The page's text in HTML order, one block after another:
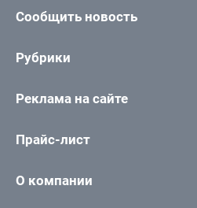
Сообщить новость
Рубрики
Реклама на сайте
Прайс-лист
О компании